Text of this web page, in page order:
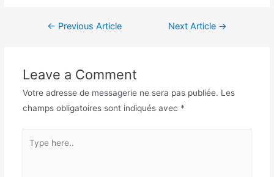
← Previous Article Next Article →
Leave a Comment
Votre adresse de messagerie ne sera pas publiée. Les
champs obligatoires sont indiqués avec *